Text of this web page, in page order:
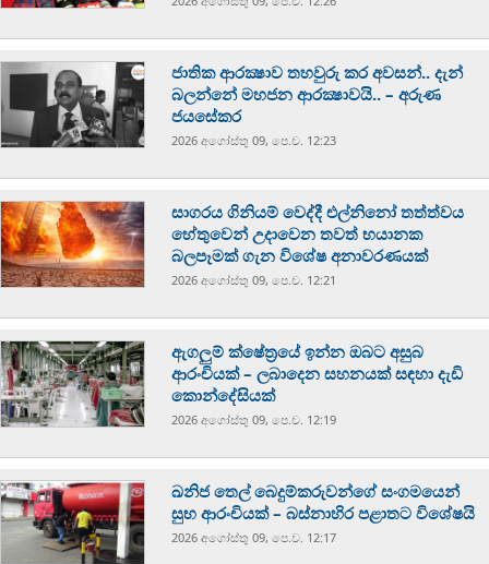
ජාතික ආරක්‍ෂාව තහවුරු කර අවසන්.. දැන්
බලන්නේ මහජන ආරක්‍ෂාවයි.. – අරුණ
ජයසේකර
2026 අගෝස්‍තු 09, පෙ.ව. 12:23
සාගරය ගිනියම් වෙද්දී එල්නිනෝ තත්ත්වය
හේතුවෙන් උදාවෙන තවත් භයානක
බලපෑමක් ගැන විශේෂ අනාවරණයක්
2026 අගෝස්‍තු 09, පෙ.ව. 12:21
ඇගලුම් ක්ෂේත්‍රයේ ඉන්න ඔබට අසුබ
ආරංචියක් – ලබාදෙන සහනයක් සඳහා දැඩි
කොන්දේසියක්
2026 අගෝස්‍තු 09, පෙ.ව. 12:19
ඛනිජ තෙල් බෙදුම්කරුවන්ගේ සංගමයෙන්
සුභ ආරංචියක් – බස්නාහිර පළාතට විශේෂයි
2026 අගෝස්‍තු 09, පෙ.ව. 12:17